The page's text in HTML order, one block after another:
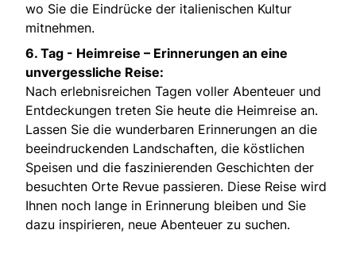
wo Sie die Eindrücke der italienischen Kultur
mitnehmen.
6. Tag - Heimreise – Erinnerungen an eine
unvergessliche Reise:
Nach erlebnisreichen Tagen voller Abenteuer und
Entdeckungen treten Sie heute die Heimreise an.
Lassen Sie die wunderbaren Erinnerungen an die
beeindruckenden Landschaften, die köstlichen
Speisen und die faszinierenden Geschichten der
besuchten Orte Revue passieren. Diese Reise wird
Ihnen noch lange in Erinnerung bleiben und Sie
dazu inspirieren, neue Abenteuer zu suchen.